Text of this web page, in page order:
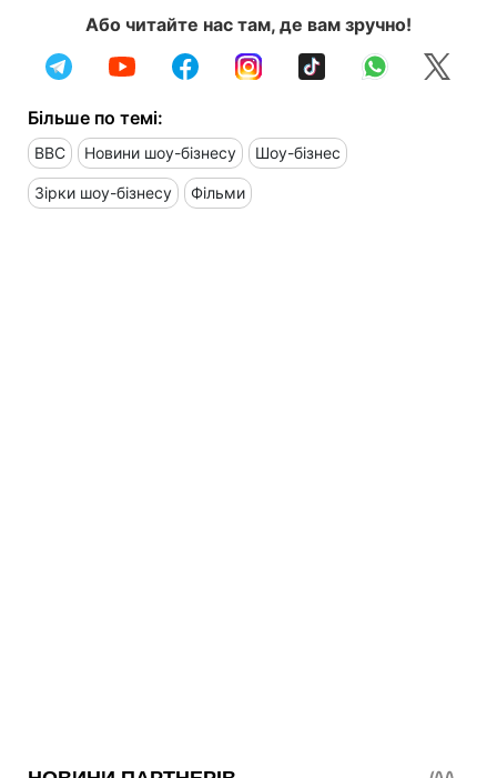
Або читайте нас там, де вам зручно!
Більше по темі:
ВВС Новини шоу-бізнесу Шоу-бізнес
Зірки шоу-бізнесу Фільми